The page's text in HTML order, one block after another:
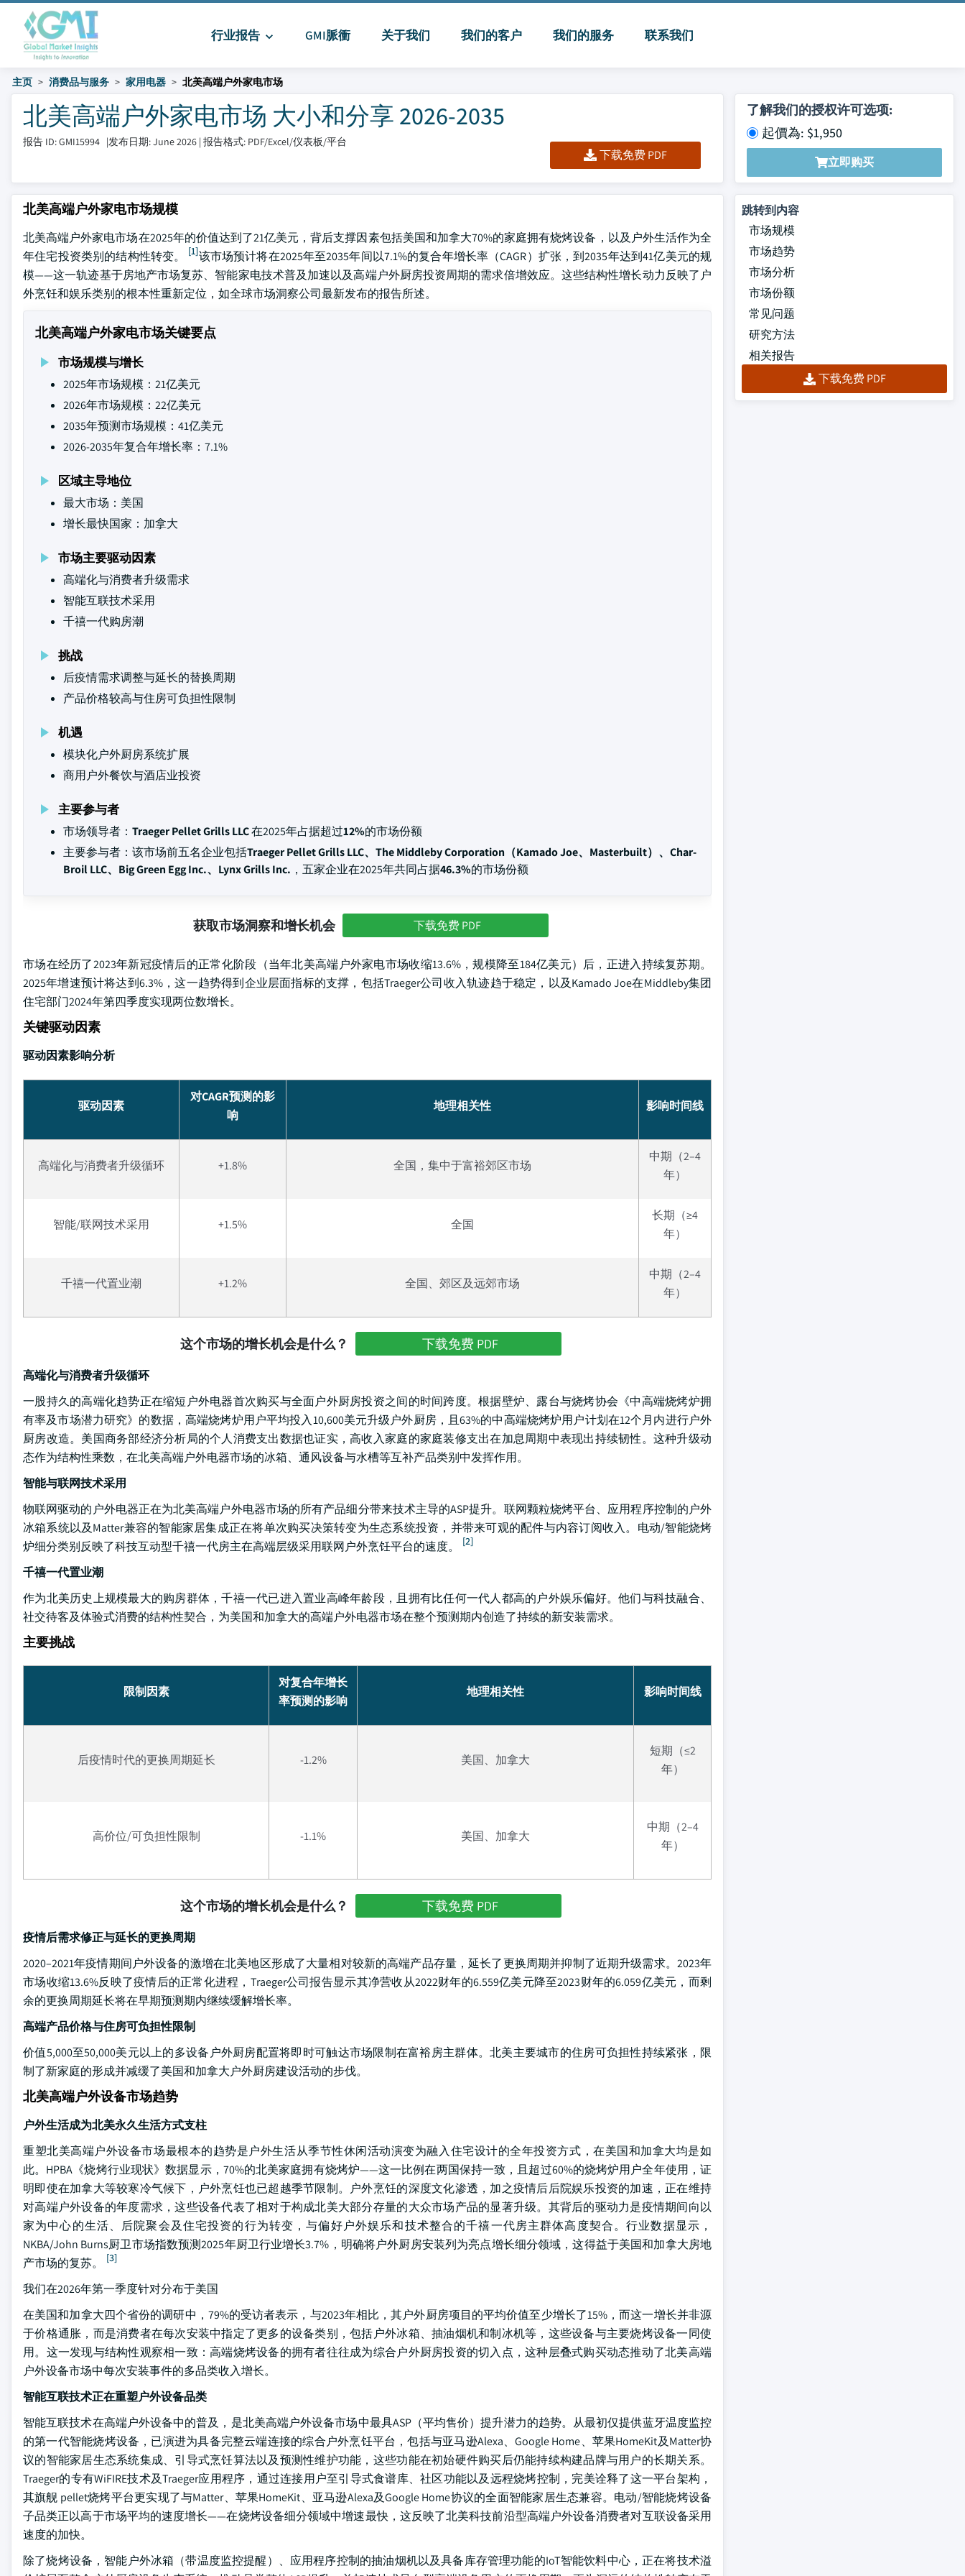
行业报告 GMI脈衝 关于我们 我们的客户 我们的服务 联系我们
主页 消费品与服务 家用电器 北美高端户外家电市场
北美高端户外家电市场 大小和分享 2026-2035
报告 ID: GMI15994 |发布日期: June 2026 | 报告格式: PDF/Excel/仪表板/平台
下载免费 PDF
了解我们的授权许可选项:
起價為: $1,950
立即购买
北美高端户外家电市场规模
北美高端户外家电市场在2025年的价值达到了21亿美元，背后支撑因素包括美国和加拿大70%的家庭拥有烧烤设备，以及户外生活作为全
年住宅投资类别的结构性转变。
[1]该市场预计将在2025年至2035年间以7.1%的复合年增长率（CAGR）扩张，到2035年达到41亿美元的规
模——这一轨迹基于房地产市场复苏、智能家电技术普及加速以及高端户外厨房投资周期的需求倍增效应。这些结构性增长动力反映了户
外烹饪和娱乐类别的根本性重新定位，如全球市场洞察公司最新发布的报告所述。
北美高端户外家电市场关键要点
市场规模与增长
2025年市场规模：21亿美元
2026年市场规模：22亿美元
2035年预测市场规模：41亿美元
2026-2035年复合年增长率：7.1%
区域主导地位
最大市场：美国
增长最快国家：加拿大
市场主要驱动因素
高端化与消费者升级需求
智能互联技术采用
千禧一代购房潮
挑战
后疫情需求调整与延长的替换周期
产品价格较高与住房可负担性限制
机遇
模块化户外厨房系统扩展
商用户外餐饮与酒店业投资
主要参与者
市场领导者： Traeger Pellet Grills LLC在2025年占据超过12%的市场份额
主要参与者：该市场前五名企业包括Traeger Pellet Grills LLC、The Middleby Corporation（Kamado Joe、Masterbuilt）、Char-
Broil LLC、Big Green Egg Inc.、Lynx Grills Inc. ，五家企业在2025年共同占据46.3%的市场份额
获取市场洞察和增长机会 下载免费 PDF
市场在经历了2023年新冠疫情后的正常化阶段（当年北美高端户外家电市场收缩13.6%，规模降至184亿美元）后，正进入持续复苏期。
2025年增速预计将达到6.3%，这一趋势得到企业层面指标的支撑，包括Traeger公司收入轨迹趋于稳定，以及Kamado Joe在Middleby集团
住宅部门2024年第四季度实现两位数增长。
关键驱动因素
驱动因素影响分析
驱动因素
对CAGR预测的影
响
地理相关性 影响时间线
高端化与消费者升级循环 +1.8% 全国，集中于富裕郊区市场
中期（2–4
年）
智能/联网技术采用 +1.5% 全国
长期（≥4
年）
千禧一代置业潮 +1.2% 全国、郊区及远郊市场
中期（2–4
年）
这个市场的增长机会是什么？ 下载免费 PDF
高端化与消费者升级循环
一股持久的高端化趋势正在缩短户外电器首次购买与全面户外厨房投资之间的时间跨度。根据壁炉、露台与烧烤协会《中高端烧烤炉拥
有率及市场潜力研究》的数据，高端烧烤炉用户平均投入10,600美元升级户外厨房，且63%的中高端烧烤炉用户计划在12个月内进行户外
厨房改造。美国商务部经济分析局的个人消费支出数据也证实，高收入家庭的家庭装修支出在加息周期中表现出持续韧性。这种升级动
态作为结构性乘数，在北美高端户外电器市场的冰箱、通风设备与水槽等互补产品类别中发挥作用。
智能与联网技术采用
物联网驱动的户外电器正在为北美高端户外电器市场的所有产品细分带来技术主导的ASP提升。联网颗粒烧烤平台、应用程序控制的户外
冰箱系统以及Matter兼容的智能家居集成正在将单次购买决策转变为生态系统投资，并带来可观的配件与内容订阅收入。电动/智能烧烤
炉细分类别反映了科技互动型千禧一代房主在高端层级采用联网户外烹饪平台的速度。
[2]
千禧一代置业潮
作为北美历史上规模最大的购房群体，千禧一代已进入置业高峰年龄段，且拥有比任何一代人都高的户外娱乐偏好。他们与科技融合、
社交待客及体验式消费的结构性契合，为美国和加拿大的高端户外电器市场在整个预测期内创造了持续的新安装需求。
主要挑战
限制因素
对复合年增长
率预测的影响
地理相关性 影响时间线
后疫情时代的更换周期延长 -1.2% 美国、加拿大
短期（≤2
年）
高价位/可负担性限制 -1.1% 美国、加拿大
中期（2–4
年）
这个市场的增长机会是什么？ 下载免费 PDF
疫情后需求修正与延长的更换周期
2020–2021年疫情期间户外设备的激增在北美地区形成了大量相对较新的高端产品存量，延长了更换周期并抑制了近期升级需求。2023年
市场收缩13.6%反映了疫情后的正常化进程，Traeger公司报告显示其净营收从2022财年的6.559亿美元降至2023财年的6.059亿美元，而剩
余的更换周期延长将在早期预测期内继续缓解增长率。
高端产品价格与住房可负担性限制
价值5,000至50,000美元以上的多设备户外厨房配置将即时可触达市场限制在富裕房主群体。北美主要城市的住房可负担性持续紧张，限
制了新家庭的形成并减缓了美国和加拿大户外厨房建设活动的步伐。
北美高端户外设备市场趋势
户外生活成为北美永久生活方式支柱
重塑北美高端户外设备市场最根本的趋势是户外生活从季节性休闲活动演变为融入住宅设计的全年投资方式，在美国和加拿大均是如
此。HPBA《烧烤行业现状》数据显示，70%的北美家庭拥有烧烤炉——这一比例在两国保持一致，且超过60%的烧烤炉用户全年使用，证
明即使在加拿大等较寒冷气候下，户外烹饪也已超越季节限制。户外烹饪的深度文化渗透，加之疫情后后院娱乐投资的加速，正在维持
对高端户外设备的年度需求，这些设备代表了相对于构成北美大部分存量的大众市场产品的显著升级。其背后的驱动力是疫情期间向以
家为中心的生活、后院聚会及住宅投资的行为转变，与偏好户外娱乐和技术整合的千禧一代房主群体高度契合。行业数据显示，
NKBA/John Burns厨卫市场指数预测2025年厨卫行业增长3.7%，明确将户外厨房安装列为亮点增长细分领域，这得益于美国和加拿大房地
产市场的复苏。
[3]
我们在2026年第一季度针对分布于美国
在美国和加拿大四个省份的调研中，79%的受访者表示，与2023年相比，其户外厨房项目的平均价值至少增长了15%，而这一增长并非源
于价格通胀，而是消费者在每次安装中指定了更多的设备类别，包括户外冰箱、抽油烟机和制冰机等，这些设备与主要烧烤设备一同使
用。这一发现与结构性观察相一致：高端烧烤设备的拥有者往往成为综合户外厨房投资的切入点，这种层叠式购买动态推动了北美高端
户外设备市场中每次安装事件的多品类收入增长。
智能互联技术正在重塑户外设备品类
智能互联技术在高端户外设备中的普及，是北美高端户外设备市场中最具ASP（平均售价）提升潜力的趋势。从最初仅提供蓝牙温度监控
的第一代智能烧烤设备，已演进为具备完整云端连接的综合户外烹饪平台，包括与亚马逊Alexa、Google Home、苹果HomeKit及Matter协
议的智能家居生态系统集成、引导式烹饪算法以及预测性维护功能，这些功能在初始硬件购买后仍能持续构建品牌与用户的长期关系。
Traeger的专有WiFIRE技术及Traeger应用程序，通过连接用户至引导式食谱库、社区功能以及远程烧烤控制，完美诠释了这一平台架构，
其旗舰 pellet烧烤平台更实现了与Matter、苹果HomeKit、亚马逊Alexa及Google Home协议的全面智能家居生态兼容。电动/智能烧烤设备
子品类正以高于市场平均的速度增长——在烧烤设备细分领域中增速最快，这反映了北美科技前沿型高端户外设备消费者对互联设备采用
速度的加快。
除了烧烤设备，智能户外冰箱（带温度监控提醒）、应用程序控制的抽油烟机以及具备库存管理功能的IoT智能饮料中心，正在将技术溢
跳转到内容
市场规模
市场趋势
市场分析
市场份额
常见问题
研究方法
相关报告
下载免费 PDF